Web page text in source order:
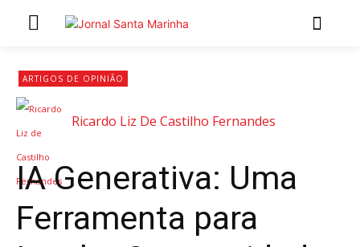
ÚLTIMAS NOTÍCIAS
Secções
MARCHAS POPULARES DE SÃO JOÃO 2026
ARTIGOS DE OPINIÃO
Ricardo Liz De Castilho Fernandes
IA Generativa: Uma
Ferramenta para